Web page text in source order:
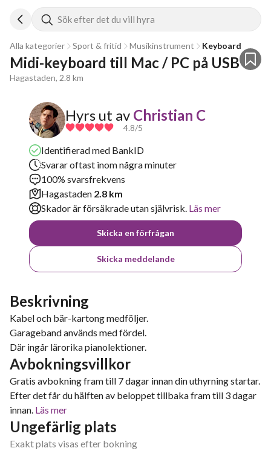
Sök efter det du vill hyra
Alla kategorier Sport & fritid Musikinstrument Keyboard
Midi-keyboard till Mac / PC på USB
Hagastaden, 2.8 km
Hyrs ut av Christian C
4.8/5
Identifierad med BankID
Svarar oftast inom några minuter
100% svarsfrekvens
Hagastaden 2.8 km
Skador är försäkrade utan självrisk. Läs mer
Skicka en förfrågan
Skicka meddelande
Beskrivning
Kabel och bär-kartong medföljer.
Garageband används med fördel.
Där ingår lärorika pianolektioner.
Avbokningsvillkor
Gratis avbokning fram till 7 dagar innan din uthyrning startar.
Efter det får du hälften av beloppet tillbaka fram till 3 dagar
innan. Läs mer
Ungefärlig plats
Exakt plats visas efter bokning